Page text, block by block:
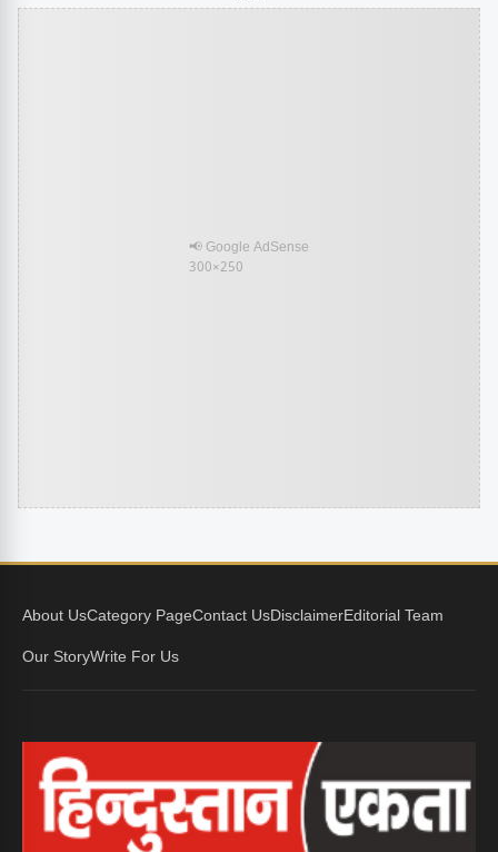
📢 Google AdSense
300×250
About UsCategory PageContact UsDisclaimerEditorial Team
Our StoryWrite For Us